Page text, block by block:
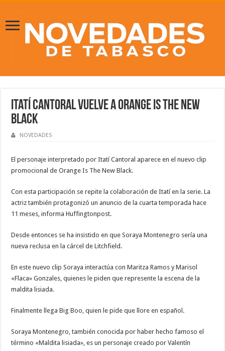
Itatí Cantoral vuelve a Orange Is The New
Black
NOVEDADES
El personaje interpretado por Itatí Cantoral aparece en el nuevo clip
promocional de Orange Is The New Black.
Con esta participación se repite la colaboración de Itatí en la serie. La
actriz también protagonizó un anuncio de la cuarta temporada hace
11 meses, informa Huffingtonpost.
Desde entonces se ha insistido en que Soraya Montenegro sería una
nueva reclusa en la cárcel de Litchfield.
En este nuevo clip Soraya interactúa con Maritza Ramos y Marisol
«Flaca» Gonzales, quienes le piden que represente la escena de la
maldita lisiada.
Finalmente llega Big Boo, quien le pide que llore en español.
Soraya Montenegro, también conocida por haber hecho famoso el
término «Maldita lisiada», es un personaje creado por Valentín